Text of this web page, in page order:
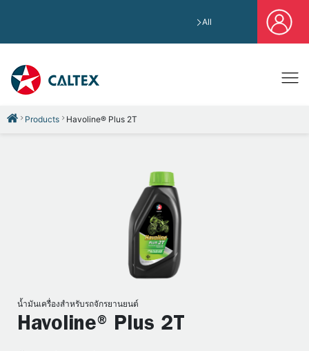
All
Products Havoline® Plus 2T
น้ำมันเครื่องสำหรับรถจักรยานยนต์
Havoline® Plus 2T